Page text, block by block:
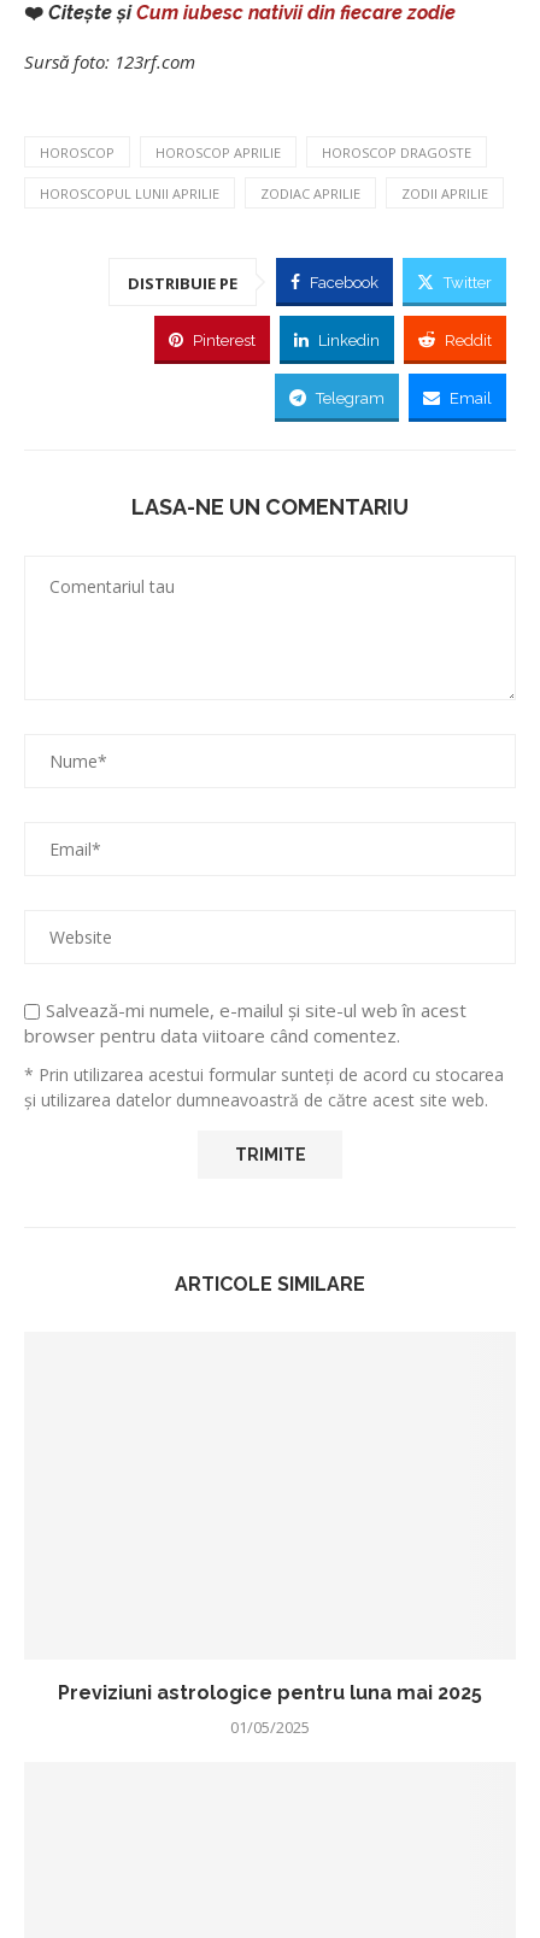
❤️ Citește șiCum iubesc nativii din fiecare zodie
Sursă foto: 123rf.com
HOROSCOP HOROSCOP APRILIE HOROSCOP DRAGOSTE
HOROSCOPUL LUNII APRILIE ZODIAC APRILIE ZODII APRILIE
DISTRIBUIE PE Facebook Twitter
Pinterest Linkedin Reddit
Telegram Email
LASA-NE UN COMENTARIU
Salvează-mi numele, e-mailul și site-ul web în acest
browser pentru data viitoare când comentez.
* Prin utilizarea acestui formular sunteți de acord cu stocarea
și utilizarea datelor dumneavoastră de către acest site web.
ARTICOLE SIMILARE
Previziuni astrologice pentru luna mai 2025
01/05/2025